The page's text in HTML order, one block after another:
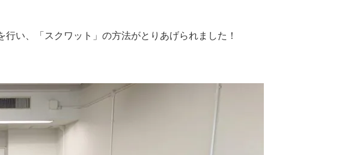
い、「スクワット」の方法がとりあげられました！